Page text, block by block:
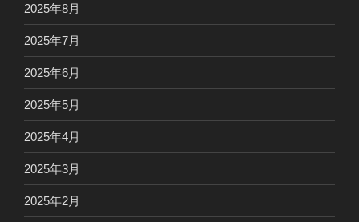
2025年8月
2025年7月
2025年6月
2025年5月
2025年4月
2025年3月
2025年2月